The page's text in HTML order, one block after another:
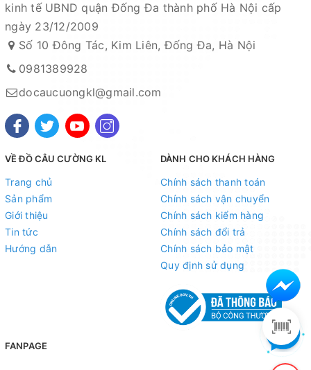
kinh tế UBND quận Đống Đa thành phố Hà Nội cấp
ngày 23/12/2009
Số 10 Đông Tác, Kim Liên, Đống Đa, Hà Nội
0981389928
docaucuongkl@gmail.com
VỀ ĐỒ CÂU CƯỜNG KL
Trang chủ
Sản phẩm
Giới thiệu
Tin tức
Hướng dẫn
DÀNH CHO KHÁCH HÀNG
Chính sách thanh toán
Chính sách vận chuyển
Chính sách kiểm hàng
Chính sách đổi trả
Chính sách bảo mật
Quy định sử dụng
FANPAGE